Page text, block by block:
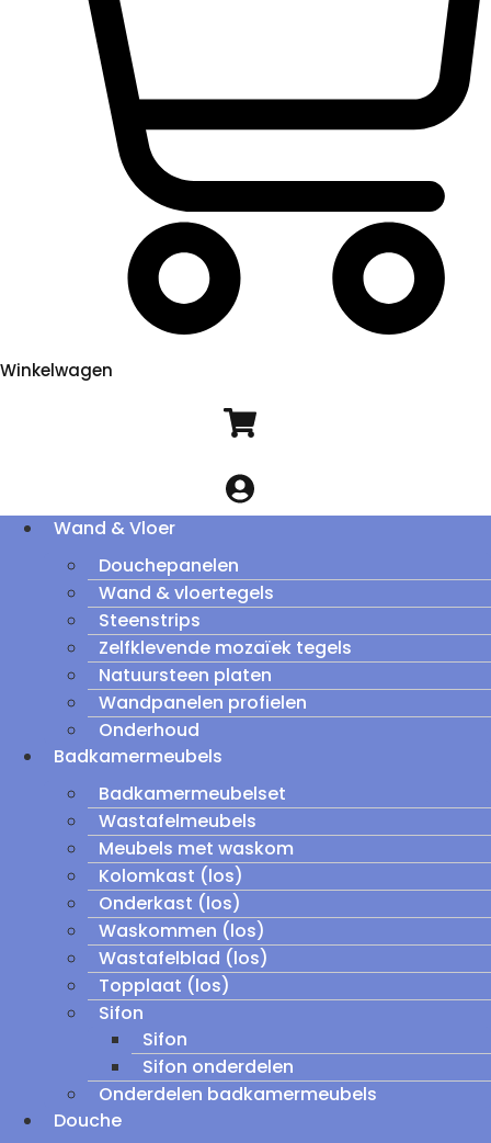
Winkelwagen
Wand & Vloer
Douchepanelen
Wand & vloertegels
Steenstrips
Zelfklevende mozaïek tegels
Natuursteen platen
Wandpanelen profielen
Onderhoud
Badkamermeubels
Badkamermeubelset
Wastafelmeubels
Meubels met waskom
Kolomkast (los)
Onderkast (los)
Waskommen (los)
Wastafelblad (los)
Topplaat (los)
Sifon
Sifon
Sifon onderdelen
Onderdelen badkamermeubels
Douche